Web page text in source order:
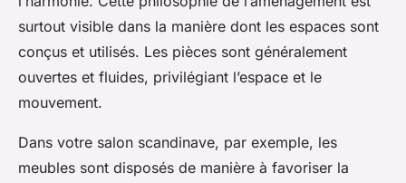
surtout visible dans la manière dont les espaces sont
conçus et utilisés. Les pièces sont généralement
ouvertes et fluides, privilégiant l’espace et le
mouvement.
Dans votre salon scandinave, par exemple, les
meubles sont disposés de manière à favoriser la